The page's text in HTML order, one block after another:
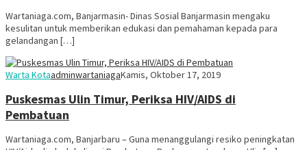
Wartaniaga.com, Banjarmasin- Dinas Sosial Banjarmasin mengaku
kesulitan untuk memberikan edukasi dan pemahaman kepada para
gelandangan […]
Warta KotaadminwartaniagaKamis, Oktober 17, 2019
Puskesmas Ulin Timur, Periksa HIV/AIDS di
Pembatuan
Wartaniaga.com, Banjarbaru – Guna menanggulangi resiko peningkatan